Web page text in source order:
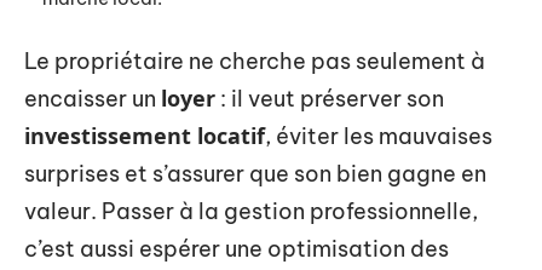
Le propriétaire ne cherche pas seulement à
encaisser un loyer : il veut préserver son
investissement locatif, éviter les mauvaises
surprises et s’assurer que son bien gagne en
valeur. Passer à la gestion professionnelle,
c’est aussi espérer une optimisation des